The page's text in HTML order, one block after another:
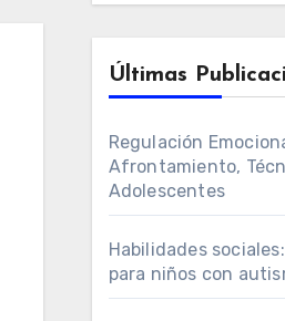
Últimas
Regulación
Afrontamiento,
Adolescentes
Habilidades
para niños con